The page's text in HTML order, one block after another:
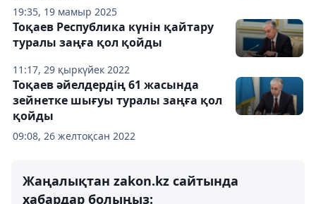
19:35, 19 мамыр 2025
11:17, 29 қыркүйек 2022
Тоқаев Республика күнін қайтару
туралы заңға қол қойды
09:08, 26 желтоқсан 2022
Тоқаев әйелдердің 61 жасында
зейнетке шығуы туралы заңға қол
қойды
Жаңалықтан zakon.kz сайтында
хабардар болыңыз: